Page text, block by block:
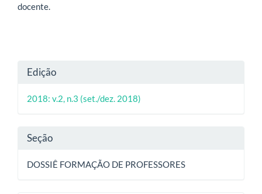
docente.
Detalhes
do
artigo
Edição
2018: v.2, n.3 (set./dez. 2018)
Seção
DOSSIÊ FORMAÇÃO DE PROFESSORES